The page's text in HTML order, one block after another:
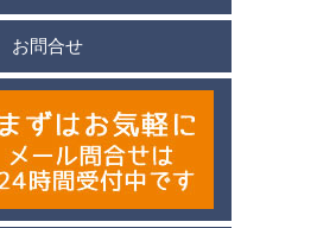
お問合せ